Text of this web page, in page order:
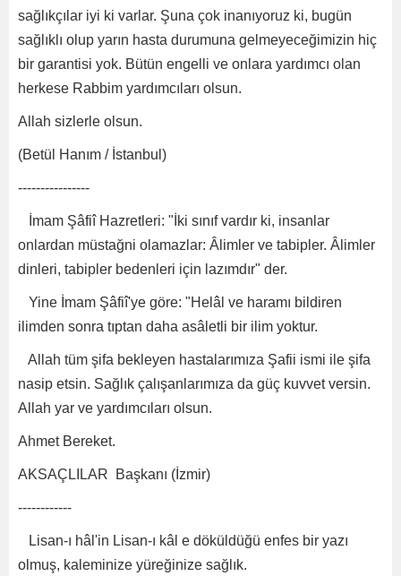
sağlıkçılar iyi ki varlar. Şuna çok inanıyoruz ki, bugün
sağlıklı olup yarın hasta durumuna gelmeyeceğimizin hiç
bir garantisi yok. Bütün engelli ve onlara yardımcı olan
herkese Rabbim yardımcıları olsun.
Allah sizlerle olsun.
(Betül Hanım / İstanbul)
----------------
İmam Şâfiî Hazretleri: "İki sınıf vardır ki, insanlar
onlardan müstağni olamazlar: Âlimler ve tabipler. Âlimler
dinleri, tabipler bedenleri için lazımdır" der.
Yine İmam Şâfiî'ye göre: "Helâl ve haramı bildiren
ilimden sonra tıptan daha asâletli bir ilim yoktur.
Allah tüm şifa bekleyen hastalarımıza Şafii ismi ile şifa
nasip etsin. Sağlık çalışanlarımıza da güç kuvvet versin.
Allah yar ve yardımcıları olsun.
Ahmet Bereket.
AKSAÇLILAR Başkanı (İzmir)
------------
Lisan-ı hâl'in Lisan-ı kâl e döküldüğü enfes bir yazı
olmuş, kaleminize yüreğinize sağlık.